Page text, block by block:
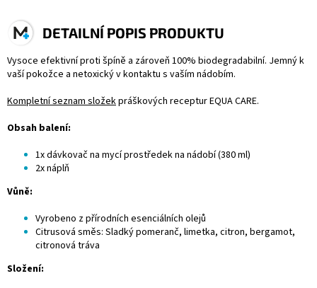
DETAILNÍ POPIS PRODUKTU
Vysoce efektivní proti špíně a zároveň 100% biodegradabilní. Jemný k
vaší pokožce a netoxický v kontaktu s vaším nádobím.
Kompletní seznam složekpráškových receptur EQUA CARE.
Obsah balení:
1x dávkovač na mycí prostředek na nádobí (380 ml)
2x náplň
Vůně:
Vyrobeno z přírodních esenciálních olejů
Citrusová směs: Sladký pomeranč, limetka, citron, bergamot,
citronová tráva
Složení: